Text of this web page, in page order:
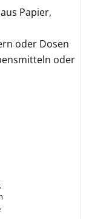
Papier,
oder Dosen
oder